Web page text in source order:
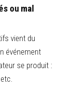
ou mal
vient du
événement
se produit :